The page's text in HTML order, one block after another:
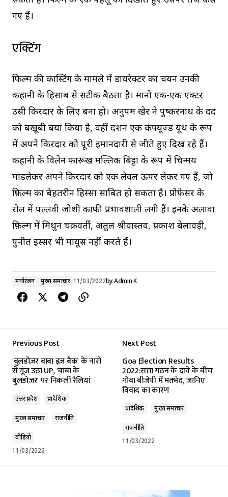
गए हैं।
एक्टिंग
फिल्म की कास्टिंग के मामले में डायरेक्टर का चयन उनकी
कहानी के हिसाब से सटीक बैठता है। मानो एक-एक एक्टर
उसी किरदार के लिए बना हो। अनुपम खेर ने पुष्करनाथ के दर्द
को बखूबी बयां किया है, वहीं दर्शन एक कंफ्यूज्ड यूथ के रूप
में अपने किरदार को पूरी ईमानदारी से जीते हुए दिख रहे हैं।
कहानी के विलेन फारूख मल्लिक बिट्टा के रूप में चिन्मय
मांडलेकर अपने किरदार को एक लेवल ऊपर लेकर गए हैं, जो
फ़िल्म का बेहतरीन हिस्सा साबित हो सकता है। प्रोफ़ेसर के
रोल में पल्लवी जोशी काफी प्रभावशाली लगी हैं। इनके अलावा
फ़िल्म में मिथुन चक्रवर्ती, अतुल श्रीवास्तव, प्रकाश बेलावड़ी,
पुनीत इस्सर भी मायूस नहीं करते हैं।
मनोरंजन मुख्य समाचार 11/03/2022byAdmin K
Previous Post
'बुलडोज़र बाबा इज़ बैक' के नारों
से गूंज उठा UP, 'बाबा के
बुलडोज़र' पर निकलीं रैलियां
उत्तर प्रदेश प्रादेशिक
मुख्य समाचार राजनीति
वीडियो
11/03/2022
Next Post
Goa Election Results
2022:सत्ता गठन के दावे के बीच
गोवा बीजेपी में मतभेद, जानिए
विवाद का कारण
प्रादेशिक मुख्य समाचार
राजनीति
11/03/2022